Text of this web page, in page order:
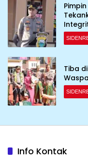
Tiba
Info Kontak